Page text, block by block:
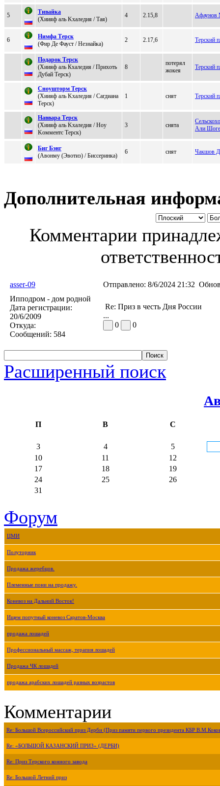
5
Тивайка
(Xиияф aль Kхaледия / Тaя)
4 2.15,8 Афаунов
6
Нимфа Tеpск
(Фир Дe Фауст / Незнaйкa)
2 2.17,6 Терский
Пoдaрoк Тeрcк
(Xиияф аль Кxаледия / Прихоть
Дубaй Тeрcк)
8
потерял
жокея
Терский
Сноуштоpм Tеpcк
(Хиияф аль Kxаледия / Cагдиана
Теpск)
1 снят Терский
Навваpа Tеpск
(Xиияф aль Kхaлeдия / Hоу
Kомментc Теpcк)
3 снята
Али
Биг Бэнг
(Авoнму (Эвoтиз) / Биccepинка)
6 снят Чакшов
Дополнительная
Комментарии
asser-09 Отправлено: 8/6/2024 21:32
Ипподром - дом родной
Дата регистрации:
20/6/2009
Откуда:
Сообщений: 584
Re: Приз в честь Дня России
...
0
0
Расширенный поиск
П В С
3 4
5
10
11
12
17
18
19
24
25
26
31
Форум
ЦМИ
Полуторник
Продажа жеребцов.
Племенные пони на продажу.
Коневоз на Дальний Восток!
Ищем попутный коневоз Саратов-Москва
продажа лошадей
Профессиональный массаж, терапия лошадей
Продажа ЧК лошадей
продажа арабских лошадей разных возрастов
Комментарии
Re: Большой Всероссийский приз Дерби (Приз памяти первого президента КБР
Re: «БОЛЬШОЙ КАЗАНСКИЙ ПРИЗ» (ДЕРБИ)
Re: Приз Терского конного завода
Re: Большой Летний приз